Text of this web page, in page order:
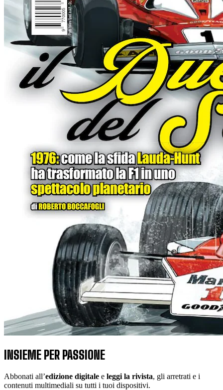
INSIEME PER PASSIONE
Abbonati all’edizione digitale e leggi la rivista, gli arretrati e i
contenuti multimediali su tutti i tuoi dispositivi.